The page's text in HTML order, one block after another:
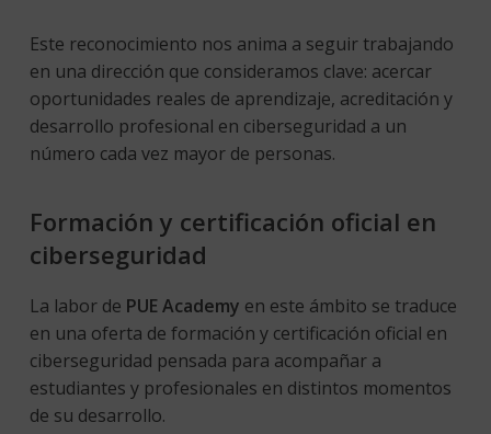
Este reconocimiento nos anima a seguir trabajando
en una dirección que consideramos clave: acercar
oportunidades reales de aprendizaje, acreditación y
desarrollo profesional en ciberseguridad a un
número cada vez mayor de personas.
Formación y certificación oficial en
ciberseguridad
La labor de PUE Academy en este ámbito se traduce
en una oferta de formación y certificación oficial en
ciberseguridad pensada para acompañar a
estudiantes y profesionales en distintos momentos
de su desarrollo.